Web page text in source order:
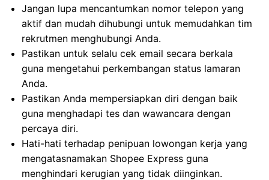
Jangan lupa mencantumkan nomor telepon yang
aktif dan mudah dihubungi untuk memudahkan tim
rekrutmen menghubungi Anda.
Pastikan untuk selalu cek email secara berkala
guna mengetahui perkembangan status lamaran
Anda.
Pastikan Anda mempersiapkan diri dengan baik
guna menghadapi tes dan wawancara dengan
percaya diri.
Hati-hati terhadap penipuan lowongan kerja yang
mengatasnamakan Shopee Express guna
menghindari kerugian yang tidak diinginkan.